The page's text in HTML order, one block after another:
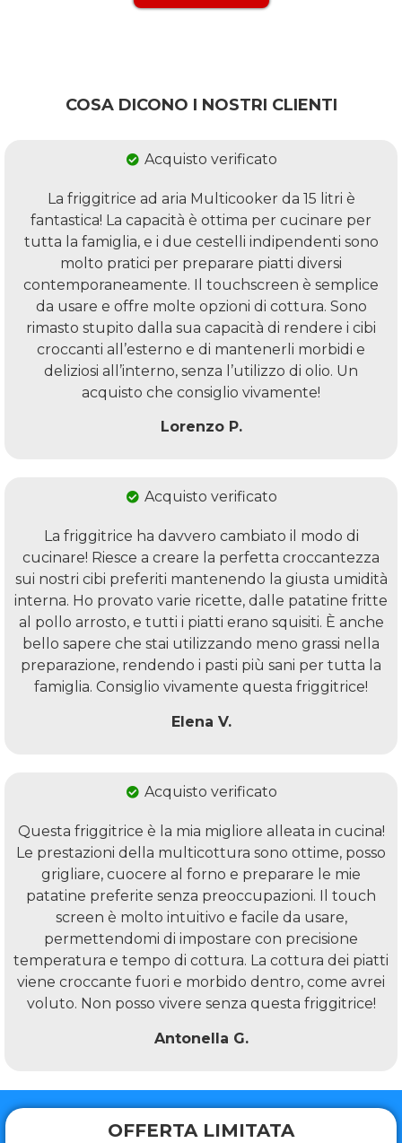
COSA DICONO I NOSTRI CLIENTI
Acquisto verificato
La friggitrice ad aria Multicooker da 15 litri è
fantastica! La capacità è ottima per cucinare per
tutta la famiglia, e i due cestelli indipendenti sono
molto pratici per preparare piatti diversi
contemporaneamente. Il touchscreen è semplice
da usare e offre molte opzioni di cottura. Sono
rimasto stupito dalla sua capacità di rendere i cibi
croccanti all’esterno e di mantenerli morbidi e
deliziosi all’interno, senza l’utilizzo di olio. Un
acquisto che consiglio vivamente!
Lorenzo P.
Acquisto verificato
La friggitrice ha davvero cambiato il modo di
cucinare! Riesce a creare la perfetta croccantezza
sui nostri cibi preferiti mantenendo la giusta umidità
interna. Ho provato varie ricette, dalle patatine fritte
al pollo arrosto, e tutti i piatti erano squisiti. È anche
bello sapere che stai utilizzando meno grassi nella
preparazione, rendendo i pasti più sani per tutta la
famiglia. Consiglio vivamente questa friggitrice!
Elena V.
Acquisto verificato
Questa friggitrice è la mia migliore alleata in cucina!
Le prestazioni della multicottura sono ottime, posso
grigliare, cuocere al forno e preparare le mie
patatine preferite senza preoccupazioni. Il touch
screen è molto intuitivo e facile da usare,
permettendomi di impostare con precisione
temperatura e tempo di cottura. La cottura dei piatti
viene croccante fuori e morbido dentro, come avrei
voluto. Non posso vivere senza questa friggitrice!
Antonella G.
OFFERTA LIMITATA